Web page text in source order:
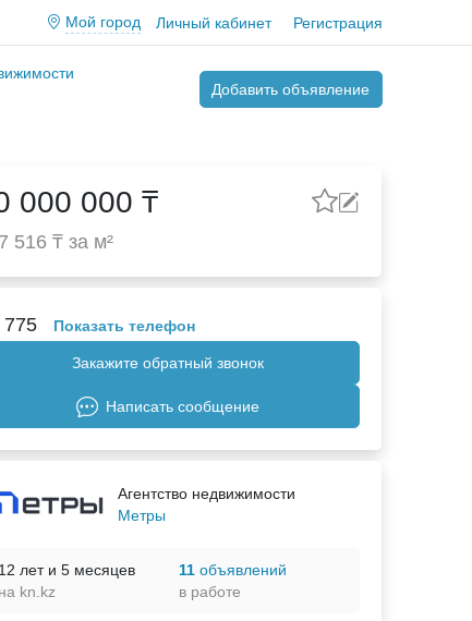
Мой город Личный кабинет Регистрация
Добавить объявление
000 000 ₸
516 ₸ за м²
775 Показать телефон
Закажите обратный звонок
Написать сообщение
Агентство недвижимости
Метры
12 лет и 5 месяцев
на kn.kz
11объявлений
в работе